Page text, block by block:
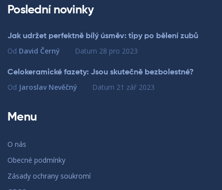
Poslední novinky
Jak udržet perfektně bílý úsměv: tipy po bělení zubů
Od David Černý Datum 28 pro 2023
Celokeramické fazety: Jsou skutečně bezbolestné?
Od Jaroslav Nevěčný Datum 21 zář 2023
Menu
O nás
Obecné podmínky
Zásady ochrany soukromí